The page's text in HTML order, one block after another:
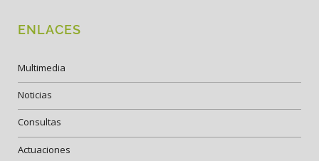
ENLACES
Multimedia
Noticias
Consultas
Actuaciones